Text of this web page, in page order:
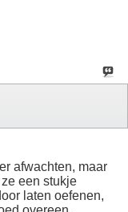
afwachten, maar
een stukje
laten oefenen,